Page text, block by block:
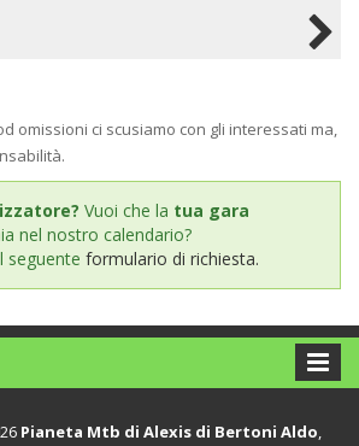
omissioni ci scusiamo con gli interessati ma,
Vuoi che la tua gara
nel nostro calendario?
seguente formulario di richiesta.
Pianeta Mtb di Alexis di Bertoni Aldo